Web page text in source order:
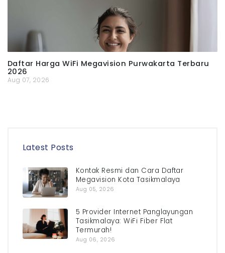
Daftar Harga WiFi Megavision Purwakarta Terbaru
2026
Aug 07, 2026
Latest Posts
Kontak Resmi dan Cara Daftar
Megavision Kota Tasikmalaya
Aug 05, 2026
5 Provider Internet Panglayungan
Tasikmalaya: WiFi Fiber Flat
Termurah!
Aug 06, 2026